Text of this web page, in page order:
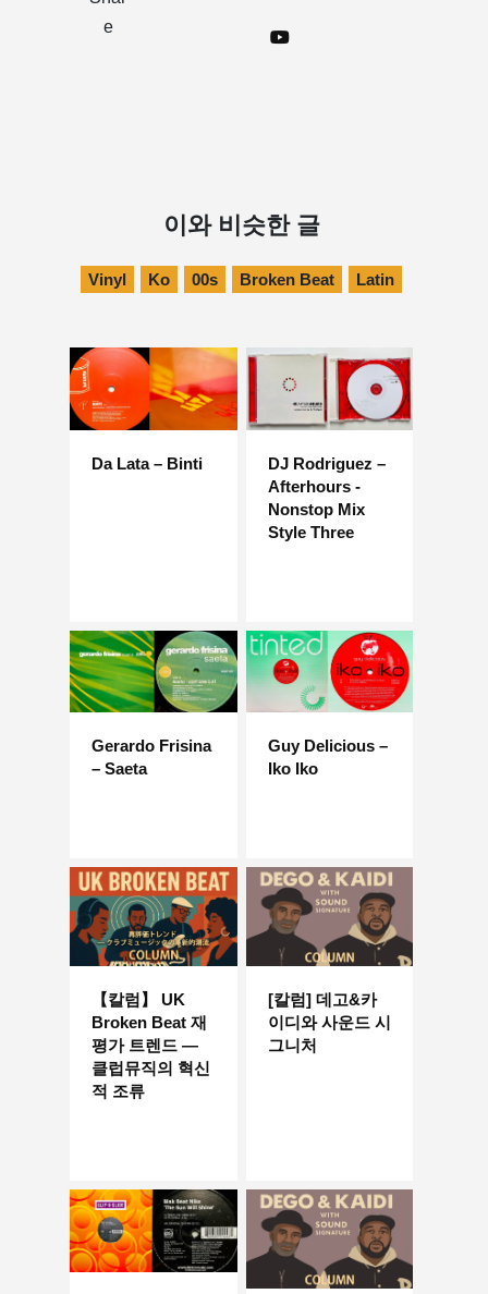
e
이와 비슷한 글
Vinyl Ko 00s Broken Beat Latin
Da Lata – Binti
DJ Rodriguez –
Afterhours -
Nonstop Mix
Style Three
Gerardo Frisina
– Saeta
Guy Delicious –
Iko Iko
【칼럼】 UK
Broken Beat 재
평가 트렌드 —
클럽뮤직의 혁신
적 조류
[칼럼] 데고&카
이디와 사운드 시
그니처